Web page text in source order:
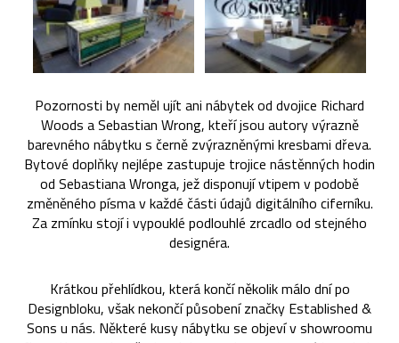
Pozornosti by neměl ujít ani nábytek od dvojice Richard
Woods a Sebastian Wrong, kteří jsou autory výrazně
barevného nábytku s černě zvýrazněnými kresbami dřeva.
Bytové doplňky nejlépe zastupuje trojice nástěnných hodin
od Sebastiana Wronga, jež disponují vtipem v podobě
změněného písma v každé části údajů digitálního ciferníku.
Za zmínku stojí i vypouklé podlouhlé zrcadlo od stejného
designéra.
Krátkou přehlídkou, která končí několik málo dní po
Designbloku, však nekončí působení značky Established &
Sons u nás. Některé kusy nábytku se objeví v showroomu